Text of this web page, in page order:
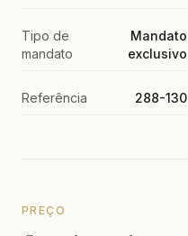
Tipo de
mandato
Mandato
exclusivo
Referência 288-130
PREÇO